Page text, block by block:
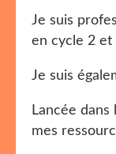
Je suis
en cycle 2 et
Je suis
Lancée
mes